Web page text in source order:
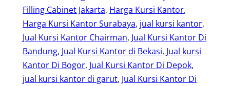
Filling Cabinet Jakarta, Harga Kursi Kantor
Harga Kursi Kantor Surabaya, jual kursi kantor
Jual Kursi Kantor Chairman, Jual Kursi Kantor Di
Bandung, Jual Kursi Kantor di Bekasi, Jual kursi
Kantor Di Bogor, Jual Kursi Kantor Di Depok
jual kursi kantor di garut, Jual Kursi Kantor Di